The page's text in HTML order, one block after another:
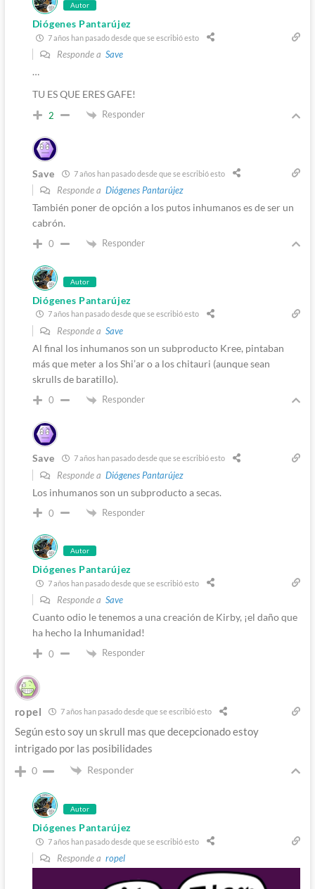
Autor
Diógenes Pantarújez
7 años han pasado desde que se escribió esto
Responde a Save
…
TU ES QUE ERES GAFE!
2 Responder
Save 7 años han pasado desde que se escribió esto
Responde a Diógenes Pantarújez
También poner de opción a los putos inhumanos es de ser un
cabrón.
0 Responder
Autor
Diógenes Pantarújez
7 años han pasado desde que se escribió esto
Responde a Save
Al final los inhumanos son un subproducto Kree, pintaban
más que meter a los Shi’ar o a los chitauri (aunque sean
skrulls de baratillo).
0 Responder
Save 7 años han pasado desde que se escribió esto
Responde a Diógenes Pantarújez
Los inhumanos son un subproducto a secas.
0 Responder
Autor
Diógenes Pantarújez
7 años han pasado desde que se escribió esto
Responde a Save
Cuanto odio le tenemos a una creación de Kirby, ¡el daño que
ha hecho la Inhumanidad!
0 Responder
ropel 7 años han pasado desde que se escribió esto
Según esto soy un skrull mas que decepcionado estoy
intrigado por las posibilidades
0 Responder
Autor
Diógenes Pantarújez
7 años han pasado desde que se escribió esto
Responde a ropel